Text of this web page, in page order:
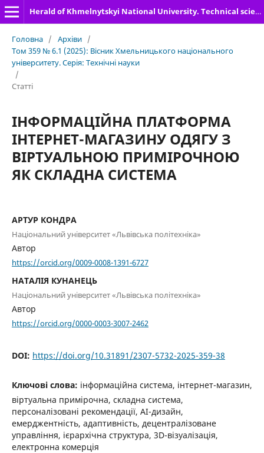
Herald of Khmelnytskyi National University. Technical sciences
Головна / Архіви /
Том 359 № 6.1 (2025): Вісник Хмельницького національного
університету. Серія: Технічні науки
/
Статті
ІНФОРМАЦІЙНА ПЛАТФОРМА
ІНТЕРНЕТ-МАГАЗИНУ ОДЯГУ З
ВІРТУАЛЬНОЮ ПРИМІРОЧНОЮ
ЯК СКЛАДНА СИСТЕМА
АРТУР КОНДРА
Національний університет «Львівська політехніка»
Автор
https://orcid.org/0009-0008-1391-6727
НАТАЛІЯ КУНАНЕЦЬ
Національний університет «Львівська політехніка»
Автор
https://orcid.org/0000-0003-3007-2462
DOI: https://doi.org/10.31891/2307-5732-2025-359-38
Ключові слова: інформаційна система, інтернет-магазин,
віртуальна примірочна, складна система,
персоналізовані рекомендації, AI-дизайн,
емерджентність, адаптивність, децентралізоване
управління, ієрархічна структура, 3D-візуалізація,
електронна комерція